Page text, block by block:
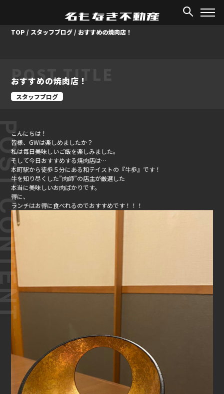
TOP / スタッフブログ / おすすめの焼肉店！
POST TITLE
おすすめの焼肉店！
スタッフブログ
こんにちは！
皆様、GWは楽しめましたか？
私は毎日美味しいご飯を楽しみました。
そして今日おすすめする焼肉店は…
本町駅から徒歩５分にある和テイストの『牛歩』です！
牛を知り尽くした”肉師”の店主が厳選した
本当に美味しいお肉ばかりです。
得に、
ランチはお得に食べれるのでおすすめです！！！